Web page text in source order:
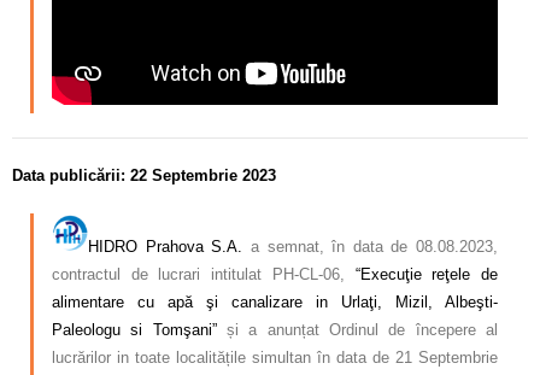
Data publicării: 22 Septembrie 2023
HIDRO Prahova S.A. a semnat, în data de 08.08.2023,
contractul de lucrari intitulat PH-CL-06, “Execuţie reţele de
alimentare cu apă şi canalizare in Urlaţi, Mizil, Albeşti-
Paleologu si Tomşani”și a anunțat Ordinul de începere al
lucrărilor in toate localitățile simultan în data de 21 Septembrie